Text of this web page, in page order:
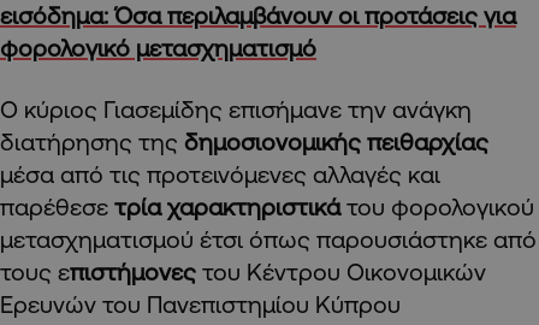
εισόδημα: Όσα περιλαμβάνουν οι προτάσεις για
φορολογικό μετασχηματισμό
Ο κύριος Γιασεμίδης επισήμανε την ανάγκη
διατήρησης της δημοσιονομικής πειθαρχίας
μέσα από τις προτεινόμενες αλλαγές και
παρέθεσε τρία χαρακτηριστικάτου φορολογικού
μετασχηματισμού έτσι όπως παρουσιάστηκε από
τους επιστήμονες του Κέντρου Οικονομικών
Ερευνών του Πανεπιστημίου Κύπρου